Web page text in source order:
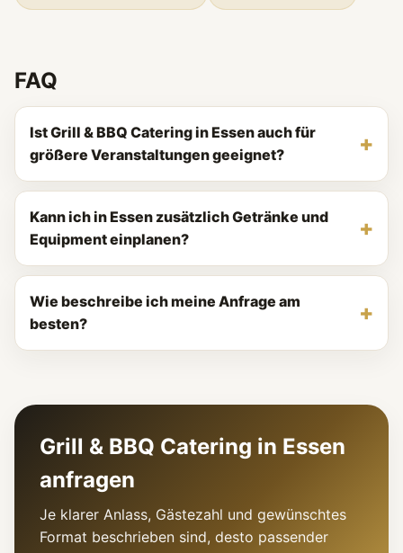
FAQ
Ist Grill & BBQ Catering in Essen auch für
größere Veranstaltungen geeignet?
Kann ich in Essen zusätzlich Getränke und
Equipment einplanen?
Wie beschreibe ich meine Anfrage am
besten?
Grill & BBQ Catering in Essen
anfragen
Je klarer Anlass, Gästezahl und gewünschtes
Format beschrieben sind, desto passender